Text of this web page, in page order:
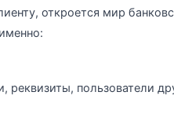
откроется мир
пользователи